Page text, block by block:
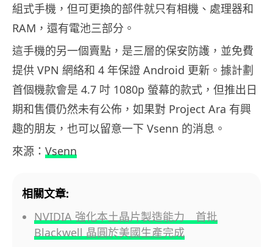
組式手機，但可更換的部件就只有相機、處理器和
RAM，還有電池三部分。
這手機的另一個賣點，是三層的保安防護，並免費
提供 VPN 網絡和 4 年保證 Android 更新。據計劃
首個機款會是 4.7 吋 1080p 螢幕的款式，但推出日
期和售價仍然未有公佈，如果對 Project Ara 有興
趣的朋友，也可以留意一下 Vsenn 的消息。
來源： Vsenn
相關文章:
NVIDIA 強化本土晶片製造能力 首批
Blackwell 晶圓於美國生產完成